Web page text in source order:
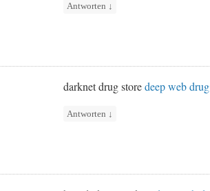
Antworten ↓
darknet drug storedeep web
Antworten ↓